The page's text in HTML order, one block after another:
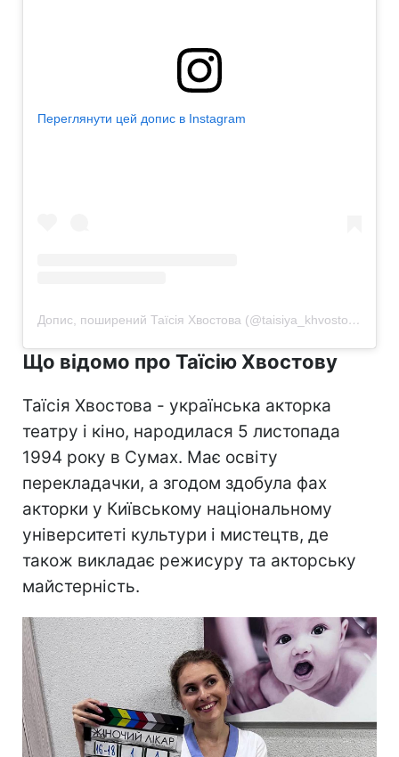
Переглянути цей допис в Instagram
Допис, поширений Таїсія Хвостова (@taisiya_khvostova)
Що відомо про Таїсію Хвостову
Таїсія Хвостова - українська акторка
театру і кіно, народилася 5 листопада
1994 року в Сумах. Має освіту
перекладачки, а згодом здобула фах
акторки у Київському національному
університеті культури і мистецтв, де
також викладає режисуру та акторську
майстерність.